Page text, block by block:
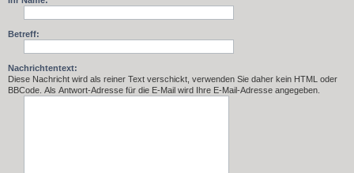
Betreff:
Nachrichtentext:
Diese Nachricht wird als reiner Text verschickt, verwenden Sie daher kein HTML oder
BBCode. Als Antwort-Adresse für die E-Mail wird Ihre E-Mail-Adresse angegeben.